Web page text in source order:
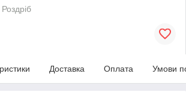
Роздріб
Доставка Оплата Умови